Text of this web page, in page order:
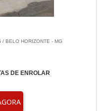
/ BELO HORIZONTE - MG
DE ENROLAR